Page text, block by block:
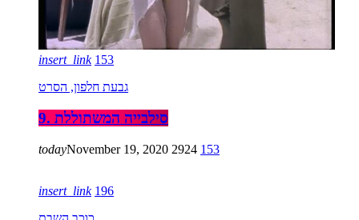
insert_link 153
גבעת חלפון, הסרט
9. סילבייה המשתוללת
todayNovember 19, 2020 2924 153
insert_link 196